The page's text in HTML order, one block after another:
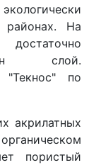
районах. На
достаточно
слой.
акрилатных
пористый